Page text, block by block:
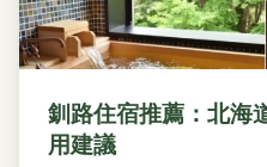
釧路住宿推薦：北海
用建議